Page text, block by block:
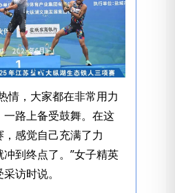
情，大家都在非常用力
路上备受鼓舞。在这
感觉自己充满了力
到终点了。”女子精英
访时说。